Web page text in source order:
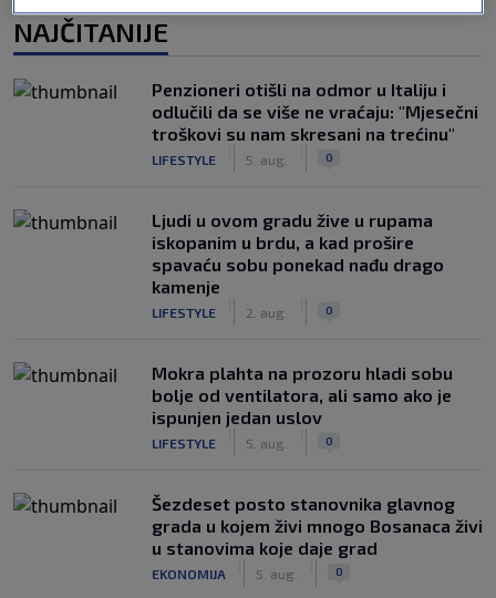
NAJČITANIJE
Penzioneri otišli na odmor u Italiju i
odlučili da se više ne vraćaju: "Mjesečni
troškovi su nam skresani na trećinu"
LIFESTYLE 5. aug. 0
Ljudi u ovom gradu žive u rupama
iskopanim u brdu, a kad prošire
spavaću sobu ponekad nađu drago
kamenje
LIFESTYLE 2. aug. 0
Mokra plahta na prozoru hladi sobu
bolje od ventilatora, ali samo ako je
ispunjen jedan uslov
LIFESTYLE 5. aug. 0
Šezdeset posto stanovnika glavnog
grada u kojem živi mnogo Bosanaca živi
u stanovima koje daje grad
EKONOMIJA 5. aug. 0